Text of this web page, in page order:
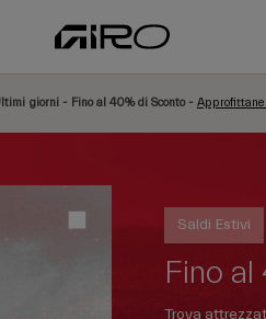
giorni - Fino al 40% di Sconto - Approfittane
Saldi Estivi
Fino
Trova